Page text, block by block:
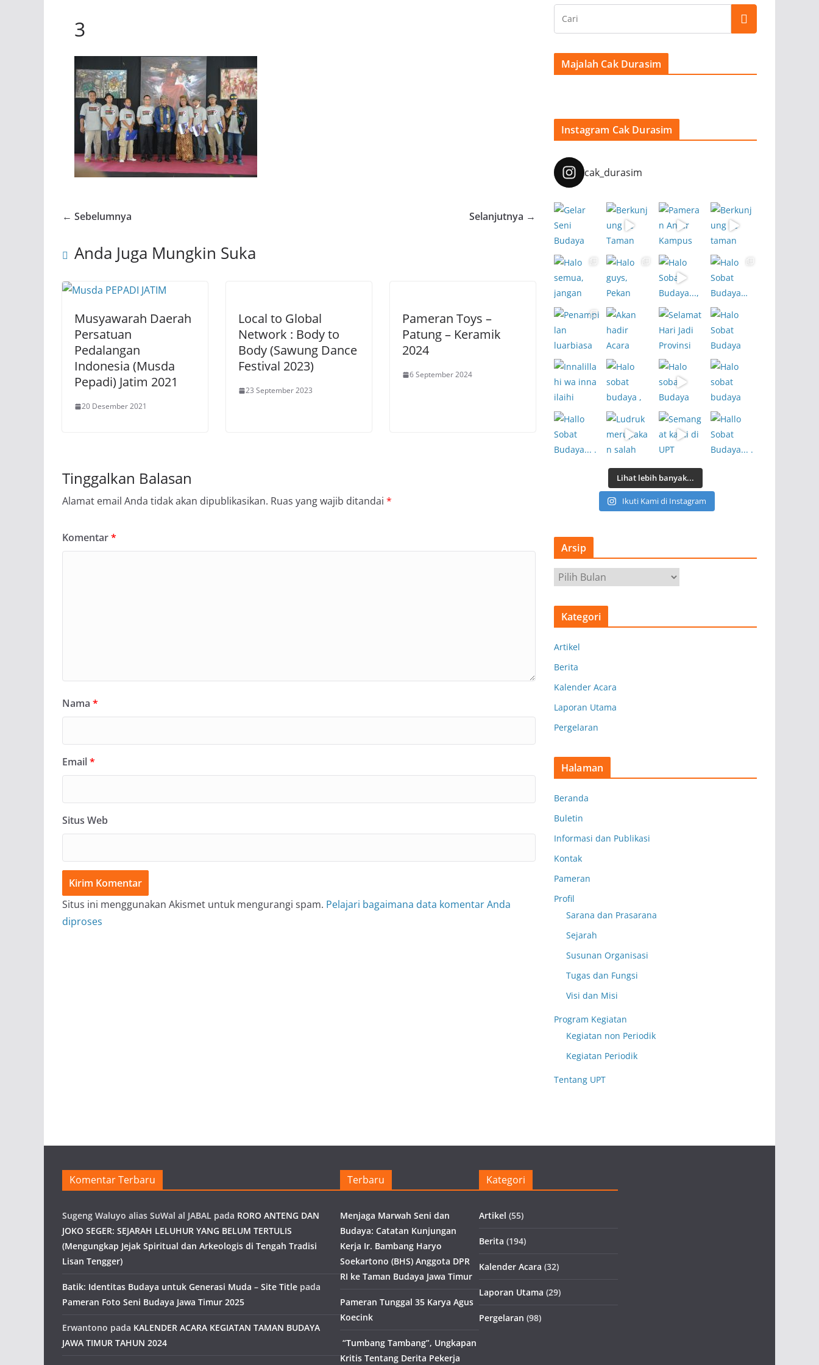
3
← Sebelumnya Selanjutnya →
Anda Juga Mungkin Suka
Musyawarah Daerah
Persatuan
Pedalangan
Indonesia (Musda
Pepadi) Jatim 2021
20 Desember 2021
Local to Global
Network : Body to
Body (Sawung Dance
Festival 2023)
23 September 2023
Pameran Toys –
Patung – Keramik
2024
6 September 2024
Tinggalkan Balasan
Alamat email Anda tidak akan dipublikasikan. Ruas yang wajib ditandai *
Komentar*
Nama *
Email*
Situs Web
Situs ini menggunakan Akismet untuk mengurangi spam. Pelajari bagaimana data komentar Anda
diproses
Majalah Cak Durasim
Instagram Cak Durasim
cak_durasim
Lihat lebih banyak...
Ikuti Kami di Instagram
Arsip
r
s
Kategori
Artikel
Berita
Kalender Acara
Laporan Utama
Pergelaran
Halaman
Beranda
Buletin
Informasi dan Publikasi
Kontak
Pameran
Profil
Sarana dan Prasarana
Sejarah
Susunan Organisasi
Tugas dan Fungsi
Visi dan Misi
Program Kegiatan
Kegiatan non Periodik
Kegiatan Periodik
Tentang UPT
Komentar Terbaru
Sugeng Waluyo alias SuWal al JABAL pada RORO ANTENG DAN
JOKO SEGER: SEJARAH LELUHUR YANG BELUM TERTULIS
(Mengungkap Jejak Spiritual dan Arkeologis di Tengah Tradisi
Lisan Tengger)
Batik: Identitas Budaya untuk Generasi Muda – Site Title pada
Pameran Foto Seni Budaya Jawa Timur 2025
Erwantono pada KALENDER ACARA KEGIATAN TAMAN BUDAYA
JAWA TIMUR TAHUN 2024
Terbaru
Menjaga Marwah Seni dan
Budaya: Catatan Kunjungan
Kerja Ir. Bambang Haryo
Soekartono (BHS) Anggota DPR
RI ke Taman Budaya Jawa Timur
Pameran Tunggal 35 Karya Agus
Koecink
“Tumbang Tambang”, Ungkapan
Kritis Tentang Derita Pekerja
Kategori
Artikel (55)
Berita (194)
Kalender Acara (32)
Laporan Utama (29)
Pergelaran (98)